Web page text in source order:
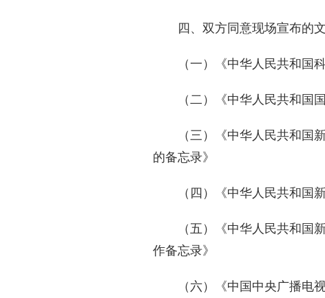
四、双方同意现场宣布的
（一）《中华人民共和国
（二）《中华人民共和国
（三）《中华人民共和国
的备忘录》
（四）《中华人民共和国
（五）《中华人民共和国
作备忘录》
（六）《中国中央广播电